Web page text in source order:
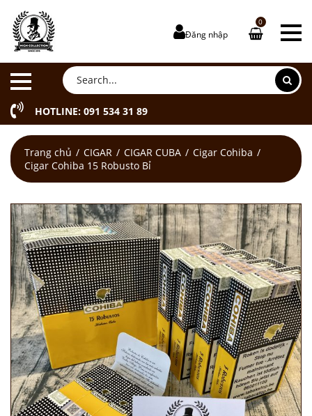
Đăng nhập
0
HOTLINE: 091 534 31 89
Trang chủ CIGAR CIGAR CUBA
Cigar Cohiba
Cigar Cohiba 15 Robusto Bỉ